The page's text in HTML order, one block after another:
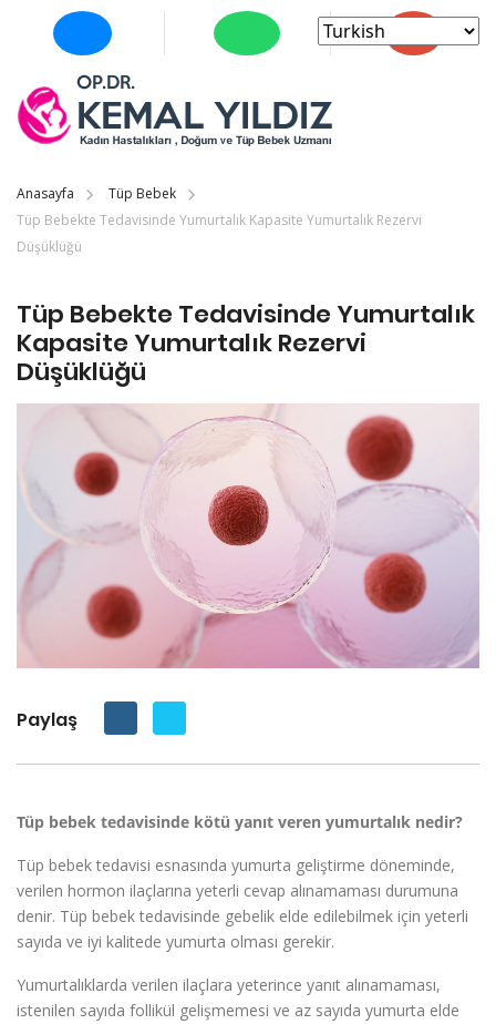
Anasayfa
Tüp Bebek
Tüp Bebekte Tedavisinde Yumurtalık Kapasite Yumurtalık Rezervi
Düşüklüğü
Tüp Bebekte Tedavisinde Yumurtalık
Kapasite Yumurtalık Rezervi
Düşüklüğü
Paylaş
Tüp bebek tedavisinde kötü yanıt veren yumurtalık nedir?
Tüp bebek tedavisi esnasında yumurta geliştirme döneminde,
verilen hormon ilaçlarına yeterli cevap alınamaması durumuna
denir. Tüp bebek tedavisinde gebelik elde edilebilmek için yeterli
sayıda ve iyi kalitede yumurta olması gerekir.
Yumurtalıklarda verilen ilaçlara yeterince yanıt alınamaması,
istenilen sayıda follikül gelişmemesi ve az sayıda yumurta elde